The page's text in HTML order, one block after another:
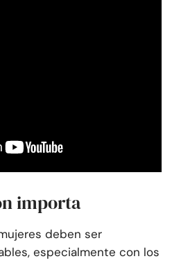
importa
deben ser
especialmente con los